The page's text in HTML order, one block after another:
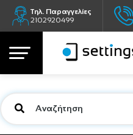
Τηλ. Παραγγελίες
2102920499